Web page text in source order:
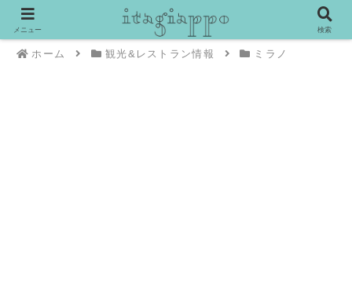
ホーム 観光&レストラン情報 ミラノ
メニュー 検索